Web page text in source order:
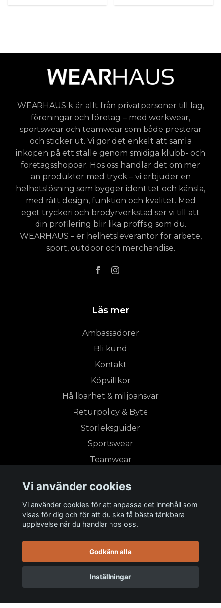
WEARHAUS klär allt från privatpersoner till lag,
föreningar och företag – med workwear,
sportswear och teamwear som både presterar
och sticker ut. Vi gör det enkelt att samla
inköpen på ett ställe genom smidiga klubb- och
företagsshoppar. Hos oss handlar det om mer
än produkter med tryck – vi erbjuder en
helhetslösning som bygger identitet och känsla,
med rätt design, funktion och kvalitet. Med
eget tryckeri och brodyrverkstad ser vi till att
din profilering blir lika proffsig som du.
WEARHAUS – er helhetsleverantör för arbete,
sport, outdoor och merchandise.
Läs mer
Ambassadörer
Bli kund
Kontakt
Köpvillkor
Hållbarhet & miljöansvar
Returpolicy & Byte
Storleksguider
Sportswear
Teamwear
Våra varumärken
Prenumerera på vårt nyhetsbrev
Vi använder cookies
Vi använder cookies för att anpassa det innehåll som
visas för dig och för att du ska få bästa tänkbara
upplevelse när du handlar hos oss.
Godkänn alla
Inställningar